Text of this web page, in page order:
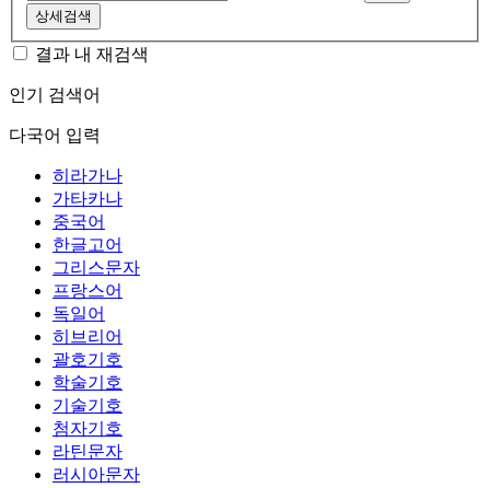
상세검색
결과 내 재검색
인기 검색어
다국어 입력
히라가나
가타카나
중국어
한글고어
그리스문자
프랑스어
독일어
히브리어
괄호기호
학술기호
기술기호
첨자기호
라틴문자
러시아문자